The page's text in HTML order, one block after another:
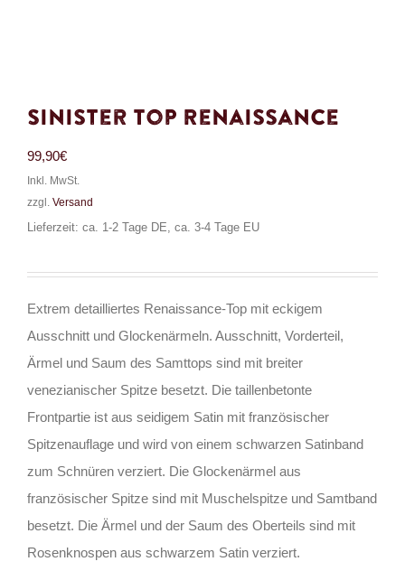
Sinister Top Renaissance
99,90€
Inkl. MwSt.
zzgl. Versand
Lieferzeit: ca. 1-2 Tage DE, ca. 3-4 Tage EU
Extrem detailliertes Renaissance-Top mit eckigem
Ausschnitt und Glockenärmeln. Ausschnitt, Vorderteil,
Ärmel und Saum des Samttops sind mit breiter
venezianischer Spitze besetzt. Die taillenbetonte
Frontpartie ist aus seidigem Satin mit französischer
Spitzenauflage und wird von einem schwarzen Satinband
zum Schnüren verziert. Die Glockenärmel aus
französischer Spitze sind mit Muschelspitze und Samtband
besetzt. Die Ärmel und der Saum des Oberteils sind mit
Rosenknospen aus schwarzem Satin verziert.